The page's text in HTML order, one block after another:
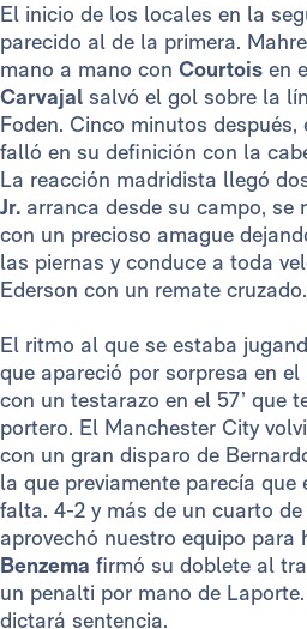
El inicio de los locales en la
parecido al de la primera.
mano a mano con Courtois en
Carvajal salvó el gol sobre la
Foden. Cinco minutos
falló en su definición con la
La reacción madridista llegó
Jr. arranca desde su campo, se
con un precioso amague
las piernas y conduce a toda
Ederson con un remate
El ritmo al que se estaba
que apareció por sorpresa en
con un testarazo en el 57’ que
portero. El Manchester City
con un gran disparo de
la que previamente parecía
falta. 4-2 y más de un cuarto
aprovechó nuestro equipo para
Benzema firmó su doblete al
un penalti por mano de
dictará sentencia.